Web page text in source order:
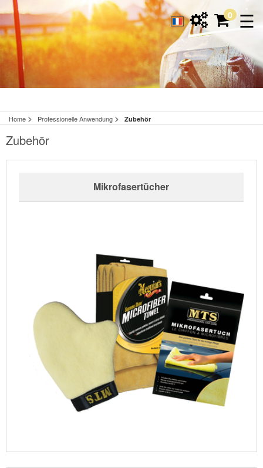
☰
0
Home > Professionelle Anwendung > Zubehör
Zubehör
Mikrofasertücher